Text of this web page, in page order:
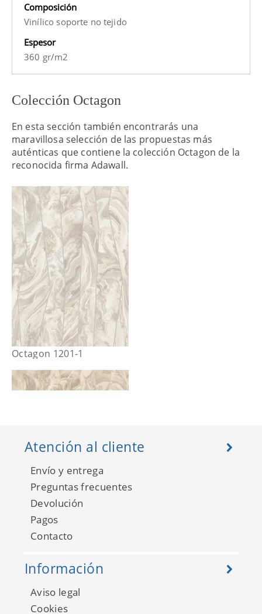
Composición
Vinílico soporte no tejido
Espesor
360 gr/m2
Colección Octagon
En esta sección también encontrarás una
maravillosa selección de las propuestas más
auténticas que contiene la colección Octagon de la
reconocida firma Adawall.
Octagon 1201-1
Octagon 1201-2
Atención al cliente
Envío y entrega
Preguntas frecuentes
Devolución
Pagos
Contacto
Información
Aviso legal
Cookies